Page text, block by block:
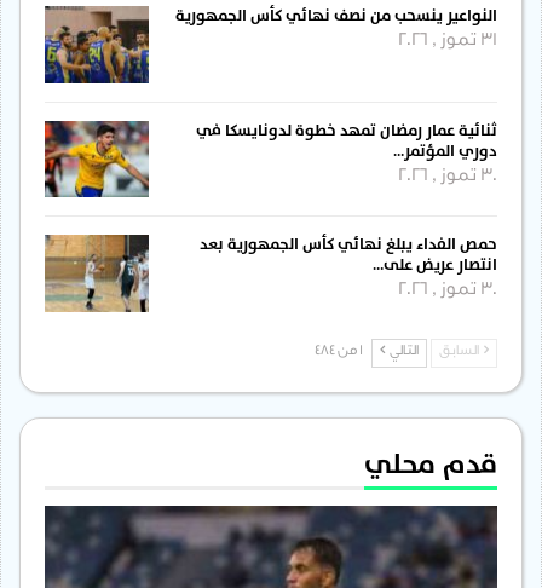
النواعير ينسحب من نصف نهائي كأس الجمهورية
31 تموز , 2026
ثنائية عمار رمضان تمهد خطوة لدونايسكا في
دوري المؤتمر…
30 تموز , 2026
حمص الفداء يبلغ نهائي كأس الجمهورية بعد
انتصار عريض على…
30 تموز , 2026
السابق التالي
قدم محلي